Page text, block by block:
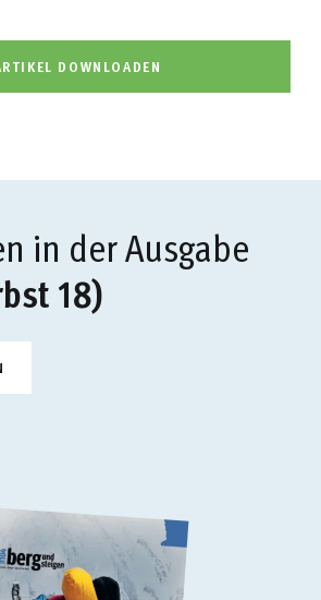
DOWNLOADEN
in der Ausgabe
18)